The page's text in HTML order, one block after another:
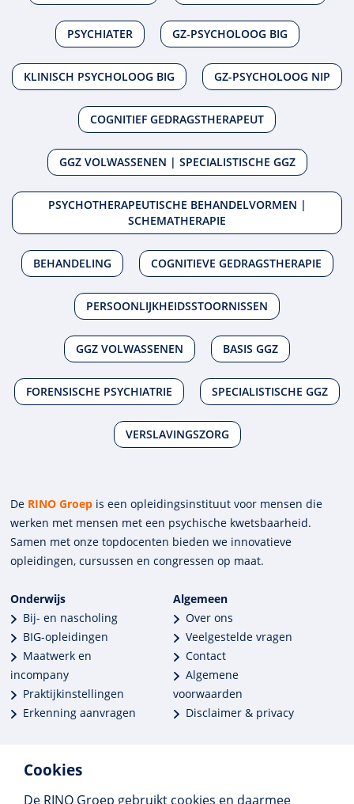
Cookies
De RINO Groep gebruikt cookies en daarmee
PSYCHIATER GZ-PSYCHOLOOG BIG
KLINISCH PSYCHOLOOG BIG GZ-PSYCHOLOOG NIP
COGNITIEF GEDRAGSTHERAPEUT
GGZ VOLWASSENEN | SPECIALISTISCHE GGZ
PSYCHOTHERAPEUTISCHE BEHANDELVORMEN |
SCHEMATHERAPIE
BEHANDELING COGNITIEVE GEDRAGSTHERAPIE
PERSOONLIJKHEIDSSTOORNISSEN
GGZ VOLWASSENEN BASIS GGZ
FORENSISCHE PSYCHIATRIE SPECIALISTISCHE GGZ
VERSLAVINGSZORG
De RINO Groep is een opleidings­insti­tuut voor mensen die
werken met mensen met een psychische kwets­baar­heid.
Samen met onze top­docenten bieden we innova­tieve
opleidingen, cursussen en congres­sen op maat.
Onderwijs
Bij- en nascholing
BIG-opleidingen
Maatwerk en
incompany
Praktijkinstellingen
Erkenning aanvragen
Algemeen
Over ons
Veelgestelde vragen
Contact
Algemene
voorwaarden
Disclaimer & privacy